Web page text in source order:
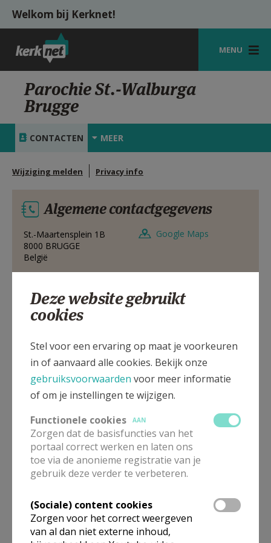
Overslaan en naar de inhoud gaan
Welkom bij Kerknet!
MENU
STARTPAGINA
KERK
VIERINGEN
HULP
MIJN PAROCHIE
AANMELDEN OF REGISTREREN
Parochie St.-Walburga
Brugge
CONTACTEN MEER
Wijziging melden Privacy info
Algemene contactgegevens
St.-Maartensplein 1B
8000 BRUGGE
België
Google Maps
St.-Maartensplein 1B, 8000 BRUGGE
Deze website gebruikt
cookies
Stel voor een ervaring op maat je voorkeuren
in of aanvaard alle cookies. Bekijk onze
gebruiksvoorwaarden voor meer informatie
of om je instellingen te wijzigen.
Functionele cookies
AAN
Zorgen dat de basisfuncties van het
portaal correct werken en laten ons
toe via de anonieme registratie van je
gebruik deze verder te verbeteren.
(Sociale) content cookies
Zorgen voor het correct weergeven
van al dan niet externe inhoud,